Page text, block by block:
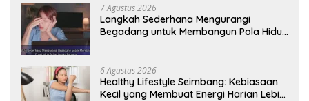
7 Agustus 2026
Langkah Sederhana Mengurangi
Begadang untuk Membangun Pola Hidup
6 Agustus 2026
Healthy Lifestyle Seimbang: Kebiasaan
Kecil yang Membuat Energi Harian Lebih